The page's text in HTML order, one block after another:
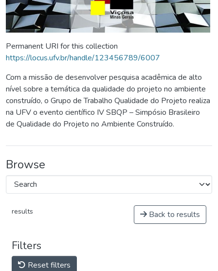
Permanent URI for this collection
https://locus.ufv.br/handle/123456789/6007
Com a missão de desenvolver pesquisa acadêmica de alto
nível sobre a temática da qualidade do projeto no ambiente
construído, o Grupo de Trabalho Qualidade do Projeto realiza
na UFV o evento científico IV SBQP – Simpósio Brasileiro
de Qualidade do Projeto no Ambiente Construído.
Browse
results Back to results
Filters
Reset filters